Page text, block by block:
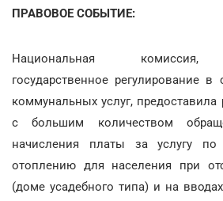
ПРАВОВОЕ СОБЫТИЕ:
Национальная комиссия,
государственное регулирование в
коммунальных услуг, предоставила
с большим количеством
начисления платы за услугу по
отоплению для населения при
(доме усадебного типа) и на